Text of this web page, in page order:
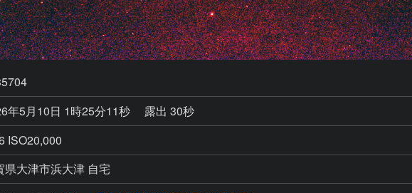
年5月10日 1時25分11秒
露出 30秒
ISO20,000
県大津市浜大津 自宅